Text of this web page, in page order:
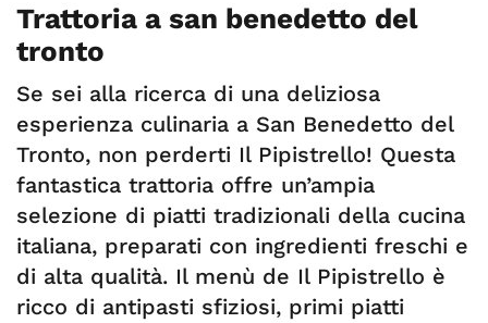
Trattoria a san benedetto del
tronto
Se sei alla ricerca di una deliziosa
esperienza culinaria a San Benedetto del
Tronto, non perderti Il Pipistrello! Questa
fantastica trattoria offre un’ampia
selezione di piatti tradizionali della cucina
italiana, preparati con ingredienti freschi e
di alta qualità. Il menù de Il Pipistrello è
ricco di antipasti sfiziosi, primi piatti